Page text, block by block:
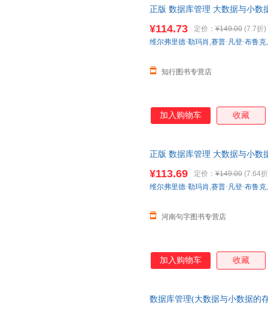
正版 数据库管理 大数据与小数
¥114.73 定价： ¥149.00 (7.7折)
知行图书专营店
维尔弗里德·勒玛肖 ,赛普·凡登·布鲁克,
加入购物车 收藏
正版 数据库管理 大数据与小数
¥113.69 定价： ¥149.00 (7.64
河南句字图书专营店
维尔弗里德·勒玛肖 ,赛普·凡登·布鲁克,
加入购物车 收藏
数据库管理(大数据与小数据的